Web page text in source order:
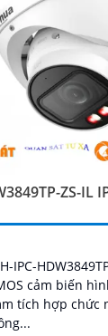
ZS-IL
IPC-
cảm biến
tích hợp chức